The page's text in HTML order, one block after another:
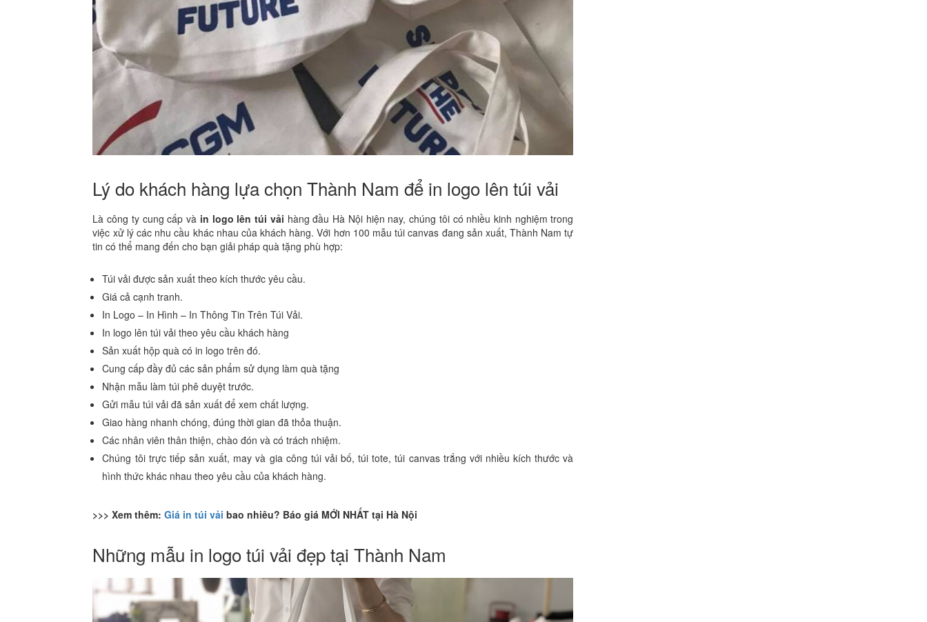
Lý do khách hàng lựa chọn Thành Nam để in logo lên túi vải
Là công ty cung cấp và in logo lên túi vải hàng đầu Hà Nội hiện nay, chúng tôi có nhiều kinh nghiệm trong
việc xử lý các nhu cầu khác nhau của khách hàng. Với hơn 100 mẫu túi canvas đang sản xuất, Thành Nam tự
tin có thể mang đến cho bạn giải pháp quà tặng phù hợp:
Túi vải được sản xuất theo kích thước yêu cầu.
Giá cả cạnh tranh.
In Logo – In Hình – In Thông Tin Trên Túi Vải.
In logo lên túi vải theo yêu cầu khách hàng
Sản xuất hộp quà có in logo trên đó.
Cung cấp đầy đủ các sản phẩm sử dụng làm quà tặng
Nhận mẫu làm túi phê duyệt trước.
Gửi mẫu túi vải đã sản xuất để xem chất lượng.
Giao hàng nhanh chóng, đúng thời gian đã thỏa thuận.
Các nhân viên thân thiện, chào đón và có trách nhiệm.
Chúng tôi trực tiếp sản xuất, may và gia công túi vải bố, túi tote, túi canvas trắng với nhiều kích thước và
hình thức khác nhau theo yêu cầu của khách hàng.
>>> Xem thêm:Giá in túi vảibao nhiêu? Báo giá MỚI NHẤT tại Hà Nội
Những mẫu in logo túi vải đẹp tại Thành Nam